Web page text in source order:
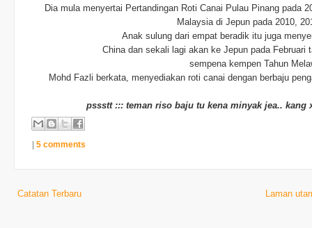
Dia mula menyertai Pertandingan Roti Canai Pulau Pinang pada
Malaysia di Jepun pada 2010,
Anak sulung dari empat beradik itu juga
China dan sekali lagi akan ke Jepun pada
sempena kempen Tahun
Mohd Fazli berkata, menyediakan roti canai dengan berbaju
pssstt ::: teman riso baju tu kena minyak jea..
5 comments
Catatan Terbaru Laman